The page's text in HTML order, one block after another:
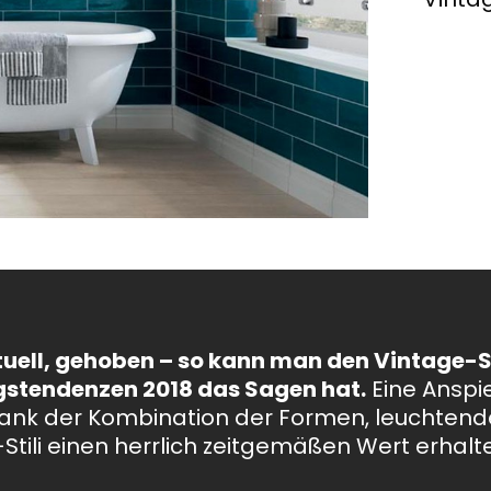
brillanter und satinierter Marmoroptik,
Ein Format,
der
Wir haben die visionärsten Trends des kommenden
Jahres in vier einzigartige Stilrichtungen
zusammengefasst – für alle, die nicht nur einen
Wandbelag, sondern Emotionen suchen.
is of incalculable value
planen das wohnen im
unsere umwelt.
Jedes Projekt beginnt bei
Inspiration, Forschung und
Experimentieren mit neuen
und Materialien.
gehoben – so kann man den Vintage-
2018 das Sagen hat.Eine
der Kombination der Formen,
einen herrlich zeitgemäßen Wert